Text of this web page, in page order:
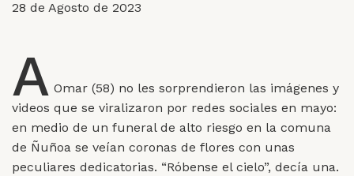
28 de Agosto de 2023
A Omar (58) no les sorprendieron las imágenes y
videos que se viralizaron por redes sociales en mayo:
en medio de un funeral de alto riesgo en la comuna
de Ñuñoa se veían coronas de flores con unas
peculiares dedicatorias. “Róbense el cielo”, decía una.